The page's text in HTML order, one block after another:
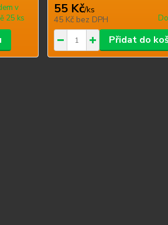
v
25 ks
55 Kč/ks
45 Kčbez DPH
Přidat do